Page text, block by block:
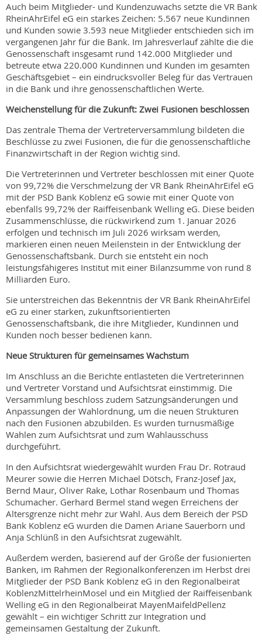
Auch beim Mitglieder- und Kundenzuwachs setzte die VR Bank
RheinAhrEifel eG ein starkes Zeichen: 5.567 neue Kundinnen
und Kunden sowie 3.593 neue Mitglieder entschieden sich im
vergangenen Jahr für die Bank. Im Jahresverlauf zählte die die
Genossenschaft insgesamt rund 142.000 Mitglieder und
betreute etwa 220.000 Kundinnen und Kunden im gesamten
Geschäftsgebiet – ein eindrucksvoller Beleg für das Vertrauen
in die Bank und ihre genossenschaftlichen Werte.
Weichenstellung für die Zukunft: Zwei Fusionen beschlossen
Das zentrale Thema der Vertreterversammlung bildeten die
Beschlüsse zu zwei Fusionen, die für die genossenschaftliche
Finanzwirtschaft in der Region wichtig sind.
Die Vertreterinnen und Vertreter beschlossen mit einer Quote
von 99,72% die Verschmelzung der VR Bank RheinAhrEifel eG
mit der PSD Bank Koblenz eG sowie mit einer Quote von
ebenfalls 99,72% der Raiffeisenbank Welling eG. Diese beiden
Zusammenschlüsse, die rückwirkend zum 1. Januar 2026
erfolgen und technisch im Juli 2026 wirksam werden,
markieren einen neuen Meilenstein in der Entwicklung der
Genossenschaftsbank. Durch sie entsteht ein noch
leistungsfähigeres Institut mit einer Bilanzsumme von rund 8
Milliarden Euro.
Sie unterstreichen das Bekenntnis der VR Bank RheinAhrEifel
eG zu einer starken, zukunftsorientierten
Genossenschaftsbank, die ihre Mitglieder, Kundinnen und
Kunden noch besser bedienen kann.
Neue Strukturen für gemeinsames Wachstum
Im Anschluss an die Berichte entlasteten die Vertreterinnen
und Vertreter Vorstand und Aufsichtsrat einstimmig. Die
Versammlung beschloss zudem Satzungsänderungen und
Anpassungen der Wahlordnung, um die neuen Strukturen
nach den Fusionen abzubilden. Es wurden turnusmäßige
Wahlen zum Aufsichtsrat und zum Wahlausschuss
durchgeführt.
In den Aufsichtsrat wiedergewählt wurden Frau Dr. Rotraud
Meurer sowie die Herren Michael Dötsch, Franz-Josef Jax,
Bernd Maur, Oliver Rake, Lothar Rosenbaum und Thomas
Schumacher. Gerhard Bermel stand wegen Erreichens der
Altersgrenze nicht mehr zur Wahl. Aus dem Bereich der PSD
Bank Koblenz eG wurden die Damen Ariane Sauerborn und
Anja Schlünß in den Aufsichtsrat zugewählt.
Außerdem werden, basierend auf der Größe der fusionierten
Banken, im Rahmen der Regionalkonferenzen im Herbst drei
Mitglieder der PSD Bank Koblenz eG in den Regionalbeirat
KoblenzMittelrheinMosel und ein Mitglied der Raiffeisenbank
Welling eG in den Regionalbeirat MayenMaifeldPellenz
gewählt – ein wichtiger Schritt zur Integration und
gemeinsamen Gestaltung der Zukunft.